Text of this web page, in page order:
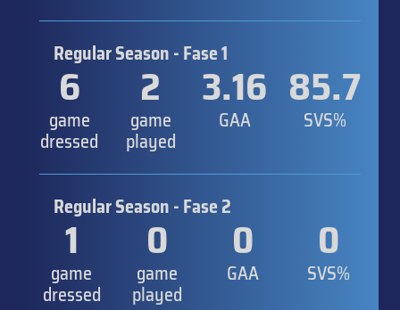
Regular Season - Fase 1
6
game
dressed
2
game
played
3.16
GAA
85.7
SVS%
Regular Season - Fase 2
1
game
dressed
0
game
played
0
GAA
0
SVS%